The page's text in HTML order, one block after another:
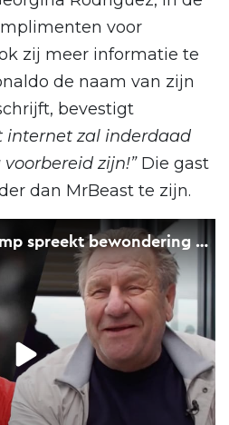
voor
zij meer informatie te
de naam van zijn
bevestigt
internet zal inderdaad
zijn!”Die gast
dan MrBeast te zijn.